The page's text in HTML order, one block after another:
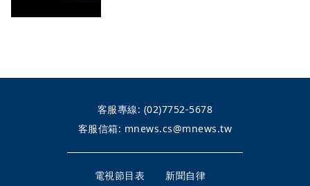
客服專線: (02)7752-5678
客服信箱: mnews.cs@mnews.tw
電視節目表
新聞自律